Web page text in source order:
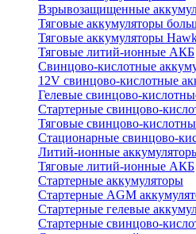
Взрывозащищенные
Тяговые аккумуляторы
Тяговые аккумуляторы
Тяговые литий-ионные АКБ
Свинцово-кислотные
12V свинцово-кислотные
Гелевые свинцово-
Стартерные свинцово-
Тяговые свинцово-
Стационарные свинцово-
Литий-ионные
Тяговые литий-ионные АКБ
Стартерные аккумуляторы
Стартерные AGM
Стартерные гелевые
Стартерные свинцово-